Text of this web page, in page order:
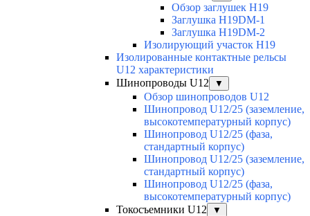
Обзор заглушек H19
Заглушка H19DM-1
Заглушка H19DM-2
Изолирующий участок H19
Изолированные контактные рельсы
U12 характеристики
Шинопроводы U12
▼
Обзор шинопроводов U12
Шинопровод U12/25 (заземление,
высокотемпературный корпус)
Шинопровод U12/25 (фаза,
стандартный корпус)
Шинопровод U12/25 (заземление,
стандартный корпус)
Шинопровод U12/25 (фаза,
высокотемпературный корпус)
Токосъемники U12
▼